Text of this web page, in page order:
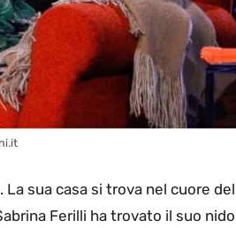
sua casa si trova nel cuore del
Ferilli ha trovato il suo nido